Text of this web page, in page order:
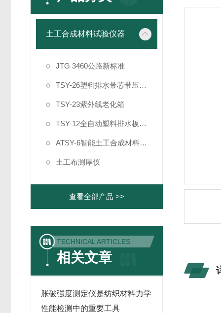
土工合成材料试验仪器
JTG 3460公路新标准
TSY-26塑料排水带芯带压屈强度试验机
TSY-23紫外线老化箱
TSY-12全自动塑料排水板纵向通水量测定仪
ATSY-6智能土工合成材料制样系统
土工布测厚仪
查看全部产品 >>
TECHNICAL ARTICLES
相关文章
胀破强度测定仪是纺织材料力学
性能检测中的重要工具